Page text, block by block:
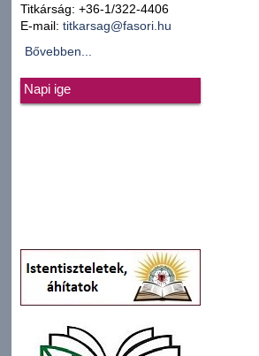
Titkárság: +36-1/322-4406
E-mail: titkarsag@fasori.hu
Bővebben...
Napi ige